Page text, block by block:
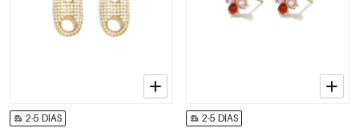
2-5 DÍAS 2-5 DÍAS